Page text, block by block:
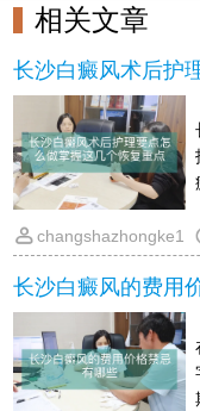
相关文章
长沙白癜风术后护
changshazhongke1
长沙白癜风的费用